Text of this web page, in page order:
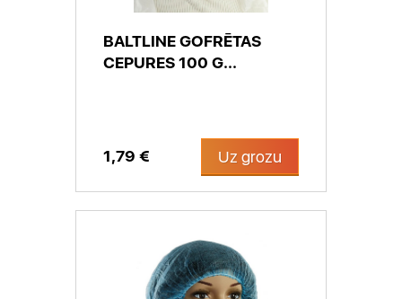
BALTLINE GOFRĒTAS
CEPURES 100 G...
1,79 € Uz grozu